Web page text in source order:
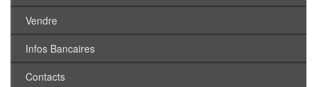
Vendre
Infos Bancaires
Contacts